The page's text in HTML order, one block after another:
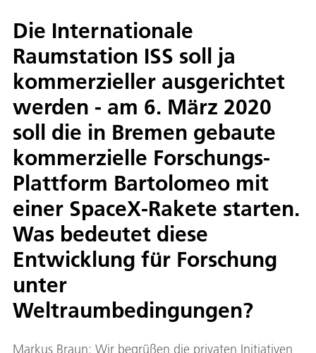
Die Internationale
Raumstation ISS soll ja
kommerzieller ausgerichtet
werden - am 6. März 2020
soll die in Bremen gebaute
kommerzielle Forschungs-
Plattform Bartolomeo mit
einer SpaceX-Rakete starten.
Was bedeutet diese
Entwicklung für Forschung
unter
Weltraumbedingungen?
Markus Braun: Wir begrüßen die privaten Initiativen